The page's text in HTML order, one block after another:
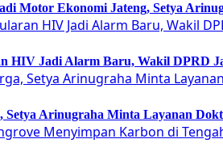
Motor Ekonomi Jateng, Setya
HIV Jadi Alarm Baru, Wakil DPRD
Setya Arinugraha Minta Layanan